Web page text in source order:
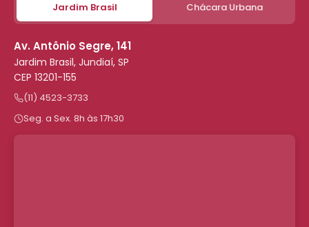
Jardim Brasil Chácara Urbana
Av. Antônio Segre, 141
Jardim Brasil, Jundiaí, SP
CEP 13201-155
(11) 4523-3733
Seg. a Sex. 8h às 17h30